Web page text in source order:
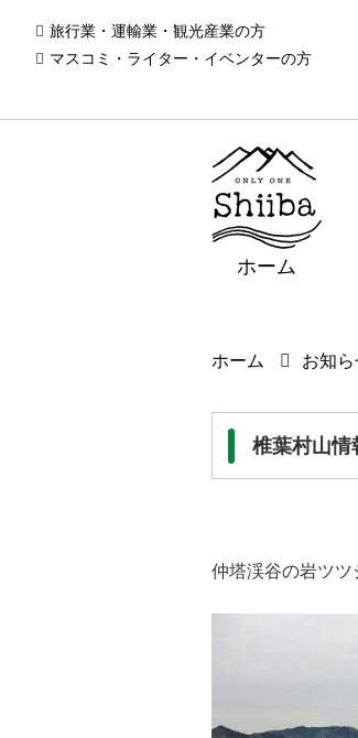
旅行業・運輸業・観光産業の方
マスコミ・ライター・イベンターの方
ホーム
ホーム お知
椎葉村山
仲塔渓谷の岩ツツ